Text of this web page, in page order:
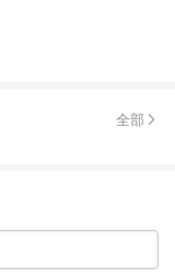
全部